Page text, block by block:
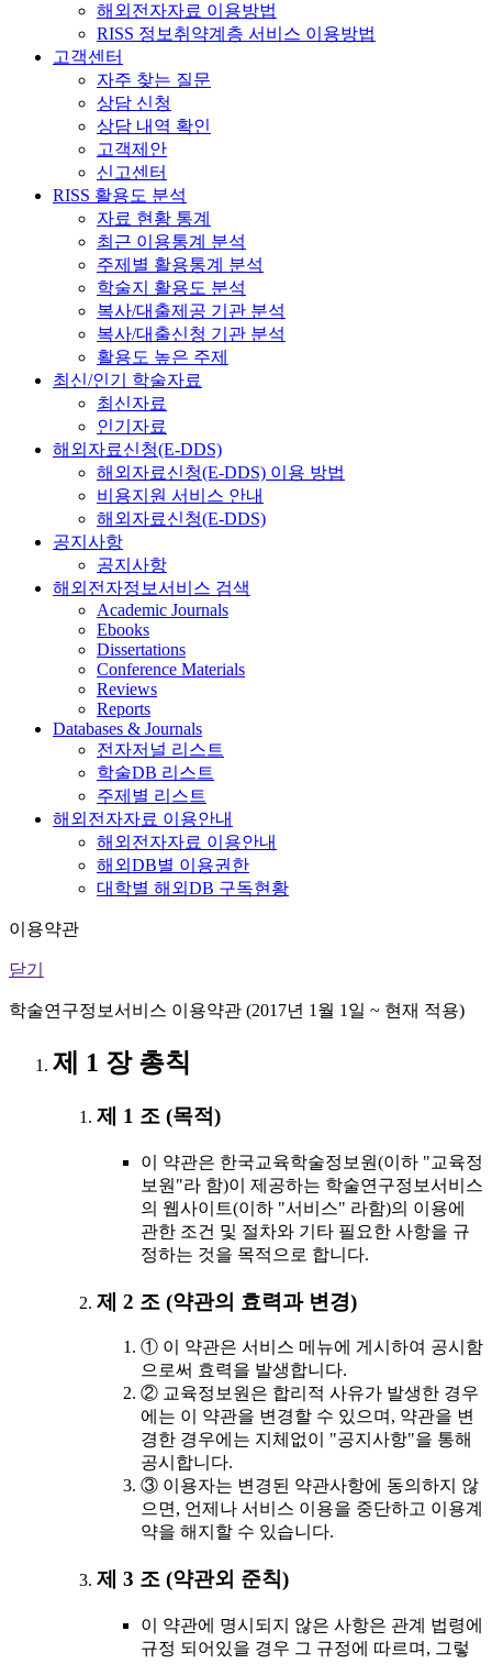
해외전자자료 이용방법
RISS 정보취약계층 서비스 이용방법
고객센터
자주 찾는 질문
상담 신청
상담 내역 확인
고객제안
신고센터
RISS 활용도 분석
자료 현황 통계
최근 이용통계 분석
주제별 활용통계 분석
학술지 활용도 분석
복사/대출제공 기관 분석
복사/대출신청 기관 분석
활용도 높은 주제
최신/인기 학술자료
최신자료
인기자료
해외자료신청(E-DDS)
해외자료신청(E-DDS) 이용 방법
비용지원 서비스 안내
해외자료신청(E-DDS)
공지사항
공지사항
해외전자정보서비스 검색
Academic Journals
Ebooks
Dissertations
Conference Materials
Reviews
Reports
Databases & Journals
전자저널 리스트
학술DB 리스트
주제별 리스트
해외전자자료 이용안내
해외전자자료 이용안내
해외DB별 이용권한
대학별 해외DB 구독현황
이용약관
닫기
학술연구정보서비스 이용약관 (2017년 1월 1일 ~ 현재 적용)
제 1 장 총칙
제 1 조 (목적)
이 약관은 한국교육학술정보원(이하 "교육정
보원"라 함)이 제공하는 학술연구정보서비스
의 웹사이트(이하 "서비스" 라함)의 이용에
관한 조건 및 절차와 기타 필요한 사항을 규
정하는 것을 목적으로 합니다.
제 2 조 (약관의 효력과 변경)
① 이 약관은 서비스 메뉴에 게시하여 공시함
으로써 효력을 발생합니다.
② 교육정보원은 합리적 사유가 발생한 경우
에는 이 약관을 변경할 수 있으며, 약관을 변
경한 경우에는 지체없이 "공지사항"을 통해
공시합니다.
③ 이용자는 변경된 약관사항에 동의하지 않
으면, 언제나 서비스 이용을 중단하고 이용계
약을 해지할 수 있습니다.
제 3 조 (약관외 준칙)
이 약관에 명시되지 않은 사항은 관계 법령에
규정 되어있을 경우 그 규정에 따르며, 그렇